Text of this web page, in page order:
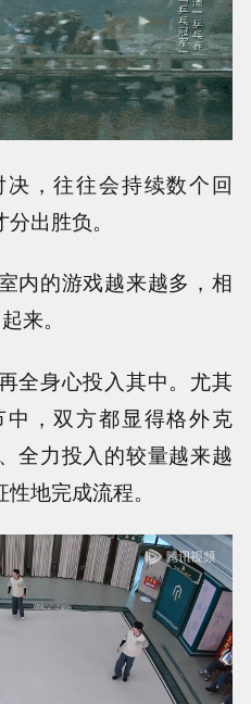
，往往会持续数个回
出胜负。
内的游戏越来越多，相
来。
全身心投入其中。尤其
，双方都显得格外克
全力投入的较量越来越
地完成流程。